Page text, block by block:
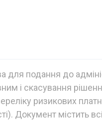
для подання до
і скасування
ризикових
Документ містить